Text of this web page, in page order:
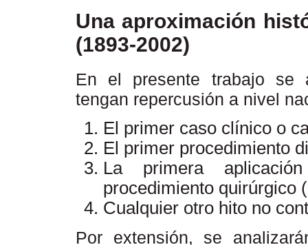
Una aproximación
(1893-2002)
En el presente trabajo se
tengan repercusión a nivel
El primer caso clínico o
El primer procedimiento
La primera
procedimiento quirúrgico
Cualquier otro hito no
Por extensión, se